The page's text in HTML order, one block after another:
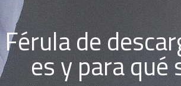
Férula de
es y para qué